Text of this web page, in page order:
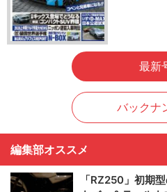
最新
バックナ
編集部オススメ
「RZ250」初期